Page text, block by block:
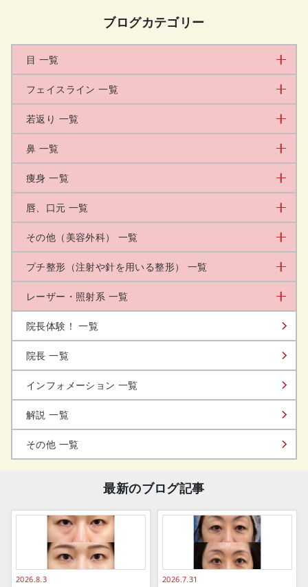
ブログカテゴリー
目 一覧
フェイスライン 一覧
若返り 一覧
鼻 一覧
痩身 一覧
唇、口元 一覧
その他（美容外科） 一覧
プチ整形（注射や針を用いる整形） 一覧
レーザー・照射系 一覧
院長体験！ 一覧
院長 一覧
インフォメーション 一覧
解説 一覧
その他 一覧
最新のブログ記事
2026.8.3 2026.7.31